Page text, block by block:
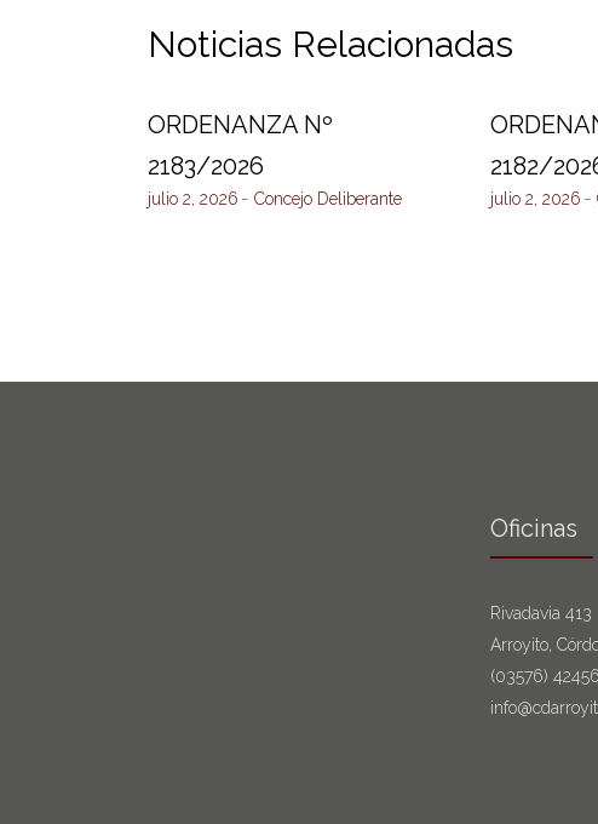
Noticias Relacionadas
ORDENANZA Nº
2183/2026
julio 2, 2026 Concejo Deliberante
2182/
julio 2, 2026
Oficinas
Rivadavia 413
Arroyito,
(03576)